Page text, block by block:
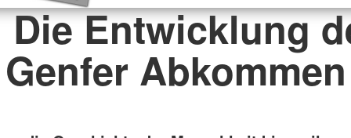
Die Entwicklung
Genfer Abkommen